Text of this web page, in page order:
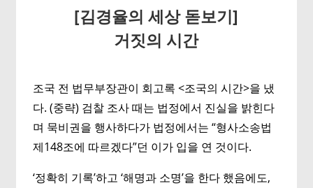
[김경율의 세상 돋보기]
거짓의 시간
조국 전 법무부장관이 회고록 <조국의 시간>을 냈
다. (중략) 검찰 조사 때는 법정에서 진실을 밝힌다
며 묵비권을 행사하다가 법정에서는 “형사소송법
제148조에 따르겠다”던 이가 입을 연 것이다.
‘정확히 기록’하고 ‘해명과 소명’을 한다 했음에도,